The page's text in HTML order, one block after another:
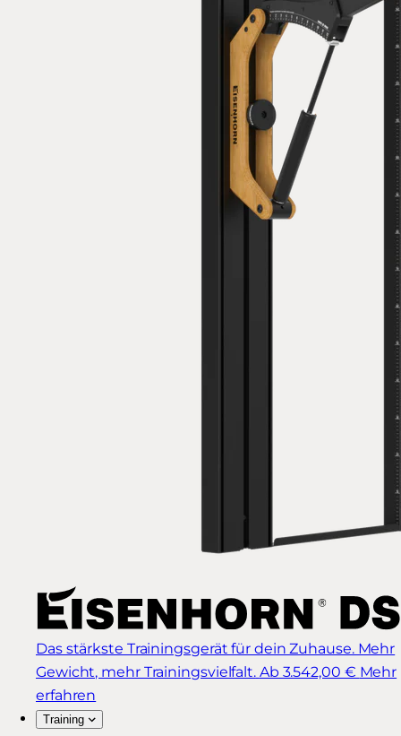
Das stärkste Trainingsgerät für dein Zuhause. Mehr
Gewicht, mehr Trainingsvielfalt. Ab 3.542,00 € Mehr
erfahren
Training